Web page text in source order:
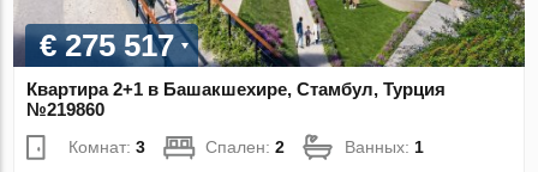
€ 275 517
Квартира 2+1 в Башакшехире, Стамбул, Турция
№219860
Комнат:3 Спален:2 Ванных:1